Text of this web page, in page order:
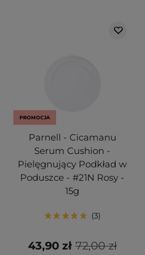
PROMOCJA
Parnell - Cicamanu
Serum Cushion -
Pielęgnujący Podkład w
Poduszce - #21N Rosy -
15g
3
72,00 zł
43,90 zł